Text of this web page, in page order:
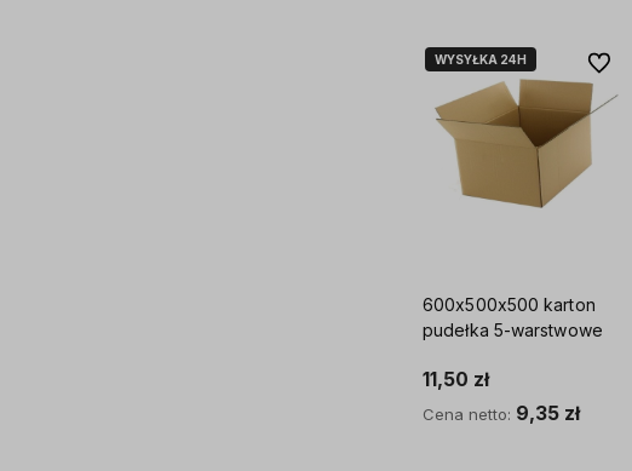
WYSYŁKA 24H
600x500x500 karton
pudełka 5-warstwowe
11,50 zł
Cena netto: 9,35 zł
Do